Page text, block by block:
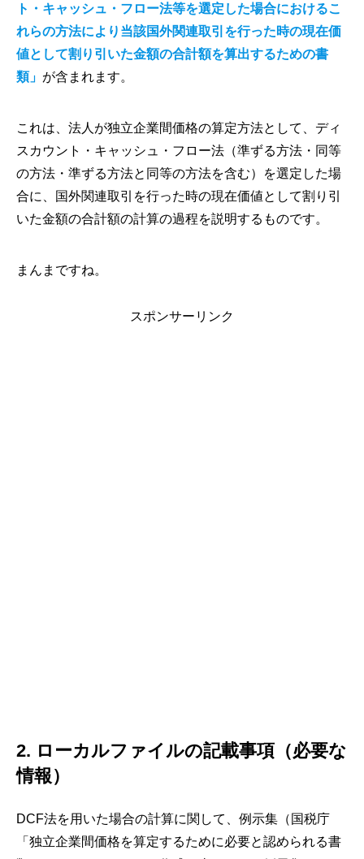
ト・キャッシュ・フロー法等を選定した場合におけるこ
れらの方法により当該国外関連取引を行った時の現在価
値として割り引いた金額の合計額を算出するための書
類」 が含まれます。
これは、法人が独立企業間価格の算定方法として、ディ
スカウント・キャッシュ・フロー法（準ずる方法・同等
の方法・準ずる方法と同等の方法を含む）を選定した場
合に、国外関連取引を行った時の現在価値として割り引
いた金額の合計額の計算の過程を説明するものです。
まんまですね。
スポンサーリンク
2. ローカルファイルの記載事項（必要な
情報）
DCF法を用いた場合の計算に関して、例示集（国税庁
「独立企業間価格を算定するために必要と認められる書